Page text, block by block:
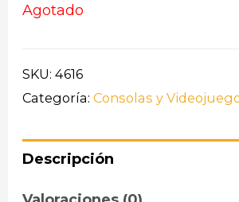
Agotado
SKU: 4616
Categoría: Consolas y
Descripción